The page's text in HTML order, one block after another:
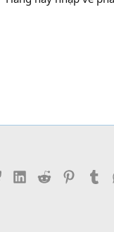
BlueskyLinkedIn
Reddit